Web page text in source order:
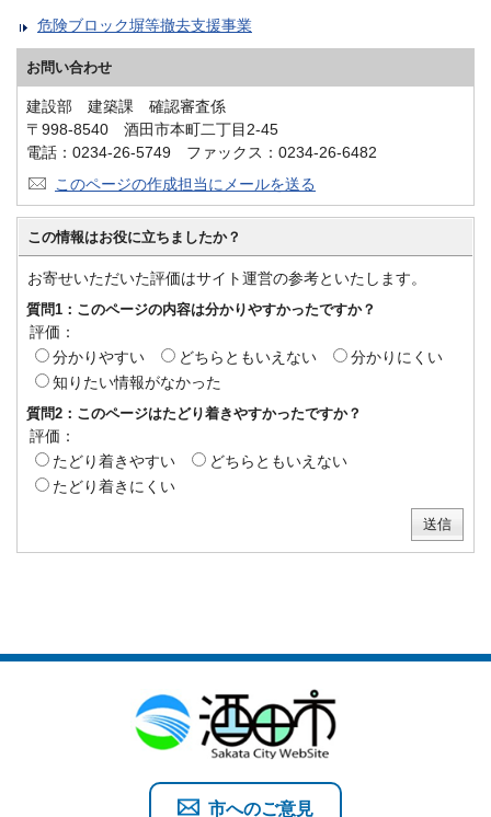
危険ブロック塀等撤去支援事業
お問い合わせ
建設部 建築課 確認審査係
〒998-8540 酒田市本町二丁目2-45
電話：0234-26-5749 ファックス：0234-26-6482
このページの作成担当にメールを送る
この情報はお役に立ちましたか？
お寄せいただいた評価はサイト運営の参考といたします。
質問1：このページの内容は分かりやすかったですか？
評価：
分かりやすい
どちらともいえない
分かりにくい
知りたい情報がなかった
質問2：このページはたどり着きやすかったですか？
評価：
たどり着きやすい
どちらともいえない
たどり着きにくい
市へのご意見